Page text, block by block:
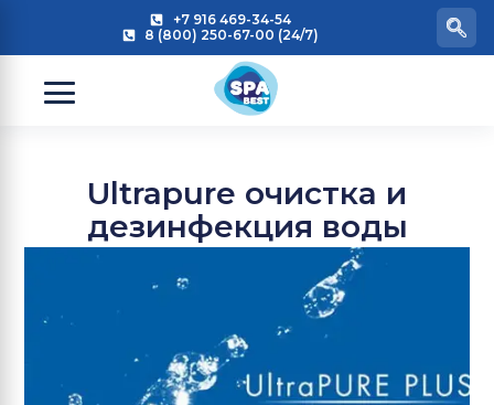
+7 916 469-34-54
8 (800) 250-67-00 (24/7)
Ultrapure очистка и
дезинфекция воды
Jacuzzi